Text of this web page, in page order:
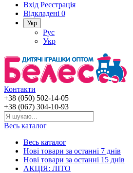
Вхід Реєстрація
Відкладені 0
Укр
Рус
Укр
Контакти
+38 (050) 502-14-05
+38 (067) 304-10-93
Весь каталог
Весь каталог
Нові товари за останнi 7 днiв
Нові товари за останнi 15 днiв
АКЦІЯ: ЛІТО